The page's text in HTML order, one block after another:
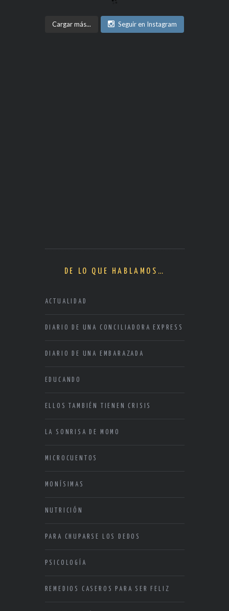
Cargar más... Seguir en Instagram
DE LO QUE HABLAMOS…
ACTUALIDAD
DIARIO DE UNA CONCILIADORA EXPRESS
DIARIO DE UNA EMBARAZADA
EDUCANDO
ELLOS TAMBIÉN TIENEN CRISIS
LA SONRISA DE MOMO
MICROCUENTOS
MONÍSIMAS
NUTRICIÓN
PARA CHUPARSE LOS DEDOS
PSICOLOGÍA
REMEDIOS CASEROS PARA SER FELIZ